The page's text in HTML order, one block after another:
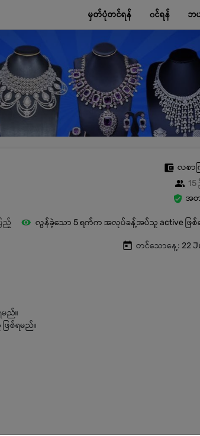
မှတ်ပုံတင်ရန် ၀င်ရန် ဘ
လစာ
15
အတ
ည့် လွန်ခဲ့သော 5 ရက်က အလုပ်ခန့်အပ်သူ active ဖြ
တင်သောနေ့: 22
မည်။
ြစ်ရမည်။